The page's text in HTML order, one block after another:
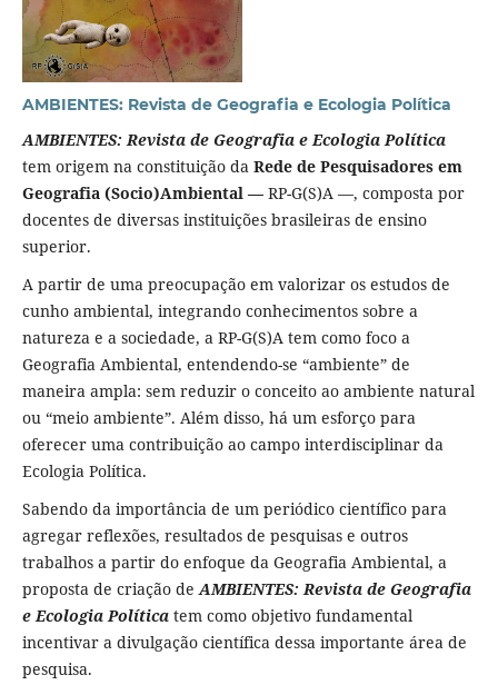
AMBIENTES: Revista de Geografia e Ecologia Política
AMBIENTES: Revista de Geografia e Ecologia Política
tem origem na constituição da Rede de Pesquisadores em
Geografia (Socio)Ambiental — RP-G(S)A —, composta por
docentes de diversas instituições brasileiras de ensino
superior.
A partir de uma preocupação em valorizar os estudos de
cunho ambiental, integrando conhecimentos sobre a
natureza e a sociedade, a RP-G(S)A tem como foco a
Geografia Ambiental, entendendo-se “ambiente” de
maneira ampla: sem reduzir o conceito ao ambiente natural
ou “meio ambiente”. Além disso, há um esforço para
oferecer uma contribuição ao campo interdisciplinar da
Ecologia Política.
Sabendo da importância de um periódico científico para
agregar reflexões, resultados de pesquisas e outros
trabalhos a partir do enfoque da Geografia Ambiental, a
proposta de criação de AMBIENTES: Revista de Geografia
e Ecologia Políticatem como objetivo fundamental
incentivar a divulgação científica dessa importante área de
pesquisa.